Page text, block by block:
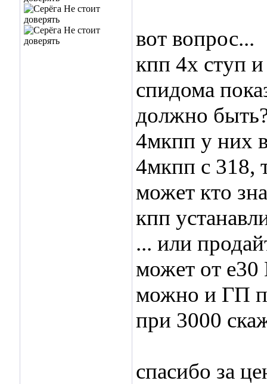
вот вопрос...
кпп 4х ступ
спидома
должно
4мкпп у них
4мкпп с 318,
может кто
кпп
... или
может от
можно и ГП
при 3000
спасибо за